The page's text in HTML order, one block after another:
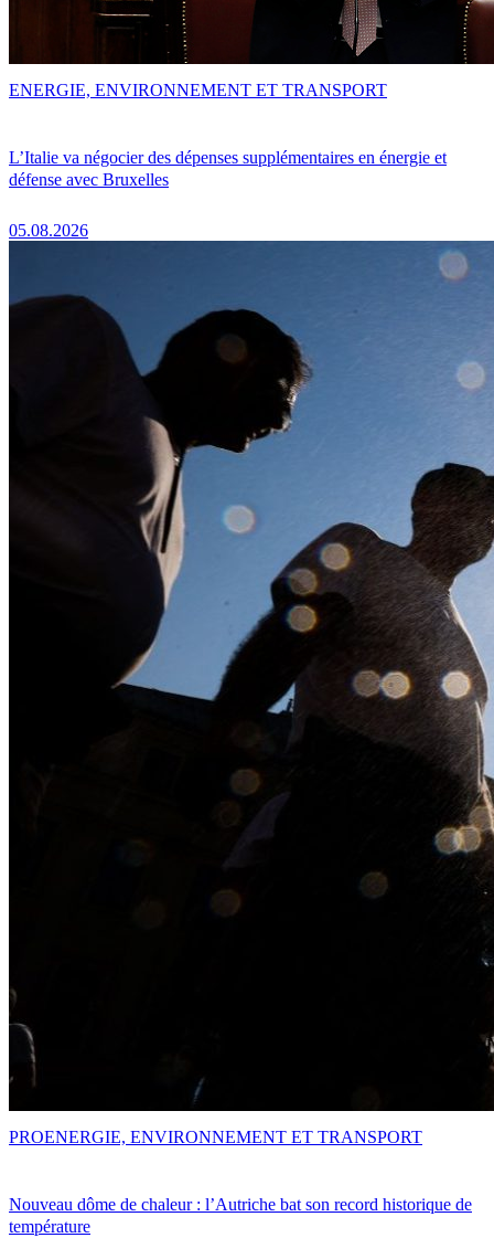
L’Italie va négocier des dépenses supplémentaires en énergie et
défense avec Bruxelles
05.08.2026
ENERGIE, ENVIRONNEMENT ET TRANSPORT
Nouveau dôme de chaleur : l’Autriche bat son record historique de
température
PROENERGIE, ENVIRONNEMENT ET TRANSPORT